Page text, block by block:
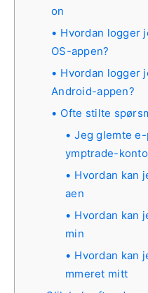
on
Hvordan logger
OS-appen?
Hvordan logger
Android-appen?
Ofte stilte
Jeg glemte
ymptrade-
Hvordan kan
aen
Hvordan kan
min
Hvordan kan
mmeret mitt